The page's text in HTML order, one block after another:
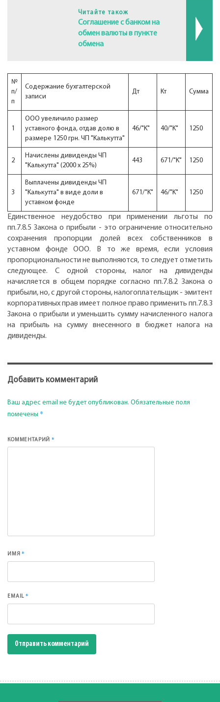
Читайте також
Соглашение с банком на
обмен валюты в пункте
обмена
№
п/
п
Содержание бухгалтерской
записи
Дт Kт Сумма
1
ООО увеличило размер
уставного фонда, отдав долю в
размере 1250 грн. ЧП "Kалькутта"
46/"K" 40/"K" 1250
2
Начислены дивиденды ЧП
"Kалькутта" (2000 х 25%)
443 671/"K" 1250
3
Выплачены дивиденды ЧП
"Kалькутта" в виде доли в
уставном фонде
671/"K" 46/"K" 1250
Единственное неудобство при применении льготы по
пп.7.8.5 Закона о прибыли - это ограничение относительно
сохранения пропорции долей всех собственников в
уставном фонде ООО. В то же время, если условия
пропорциональности не выполняются, то следует отметить
следующее. С одной стороны, налог на дивиденды
начисляется в общем порядке согласно пп.7.8.2 Закона о
прибыли, но, с другой стороны, налогоплательщик - эмитент
корпоративных прав имеет полное право применить пп.7.8.3
Закона о прибыли и уменьшить сумму начисленного налога
на прибыль на сумму внесенного в бюджет налога на
дивиденды.
Добавить комментарий
Ваш адрес email не будет опубликован. Обязательные поля
помечены *
КОММЕНТАРИЙ*
ИМЯ*
EMAIL*